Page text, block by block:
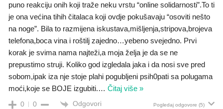
puno reakciju onih koji traže neku vrstu “online solidarnosti”.To ti
je ona većina tihih čitalaca koji ovdje pokušavaju “osoviti nešto
na noge”. Bila to razmijena iskustava,mišljenja,stripova,brojeva
telefona,boca vina i roštilj zajedno…yebeno svejedno. Prvi
korak je svima nama najteži,a moja želja je da se ne
prepustimo struji. Koliko god izgledala jaka i da nosi sve pred
sobom,ipak iza nje stoje plahi pogubljeni psih0pati sa polugama
moći,koje se BOJE izgubiti.… Čitaj više »
0 0 Odgovori Pogledaj odgovore (5)